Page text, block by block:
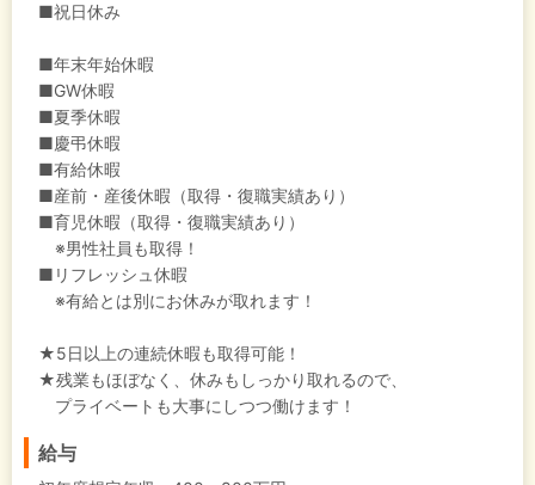
■祝日休み
■年末年始休暇
■GW休暇
■夏季休暇
■慶弔休暇
■有給休暇
■産前・産後休暇（取得・復職実績あり）
■育児休暇（取得・復職実績あり）
※男性社員も取得！
■リフレッシュ休暇
※有給とは別にお休みが取れます！
★5日以上の連続休暇も取得可能！
★残業もほぼなく、休みもしっかり取れるので、
プライベートも大事にしつつ働けます！
給与